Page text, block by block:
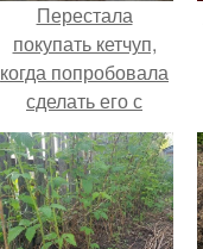
Перестала
покупать кетчуп,
когда попробовала
сделать его с
яблоками.